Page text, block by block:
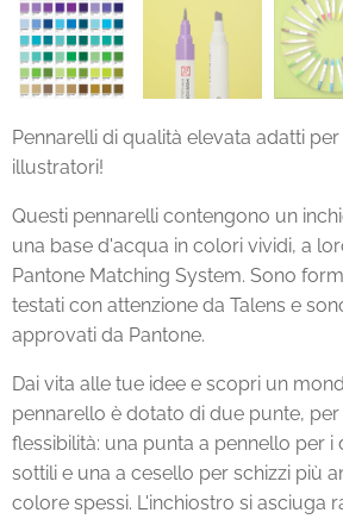
Pennarelli di qualità elevata adatti
illustratori!
Questi pennarelli contengono un
una base d'acqua in colori vividi, a
Pantone Matching System. Sono
testati con attenzione da Talens e
approvati da Pantone.
Dai vita alle tue idee e scopri un
pennarello è dotato di due punte,
flessibilità: una punta a pennello per i
sottili e una a cesello per schizzi più
colore spessi. L'inchiostro si asciuga